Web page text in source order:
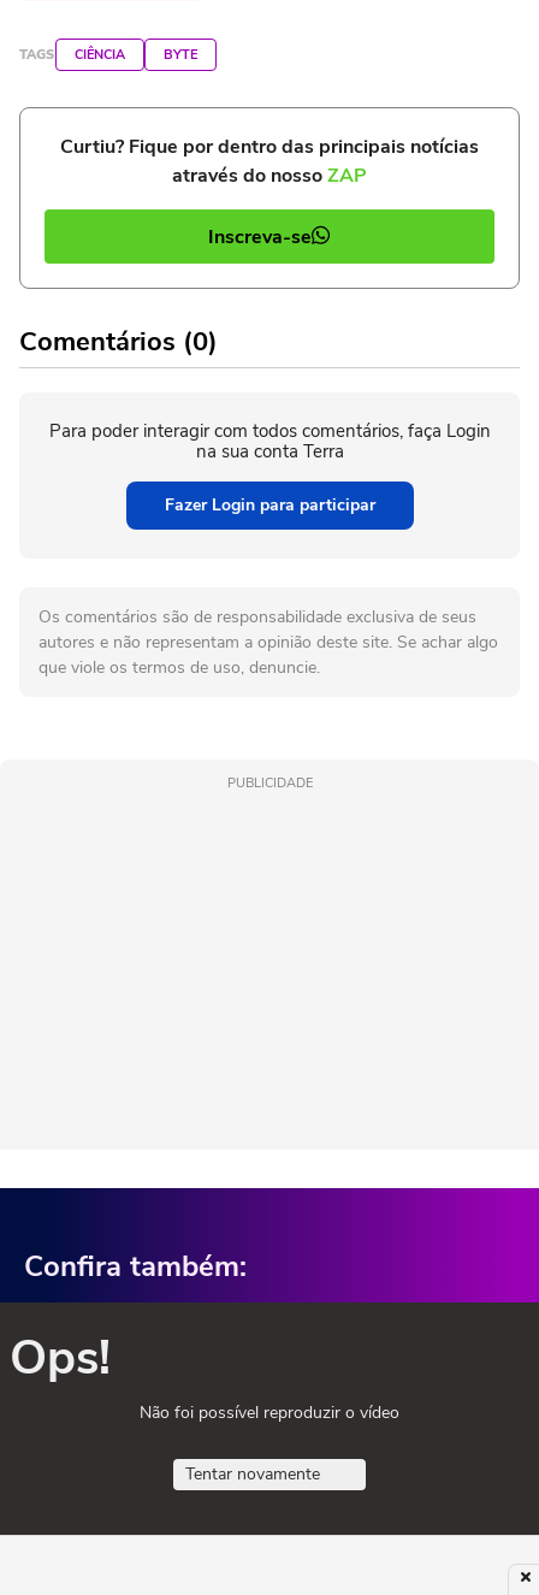
TAGS CIÊNCIA BYTE
Curtiu? Fique por dentro das principais notícias
através do nossoZAP
Inscreva-se
Comentários (0)
Para poder interagir com todos comentários, faça Login
na sua conta Terra
Fazer Login para participar
Os comentários são de responsabilidade exclusiva de seus
autores e não representam a opinião deste site. Se achar algo
que viole os termos de uso, denuncie.
PUBLICIDADE
Confira também:
Ops!
Não foi possível reproduzir o vídeo
Tentar novamente